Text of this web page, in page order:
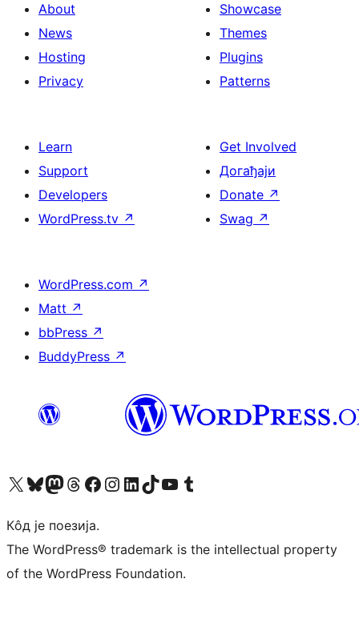
About
News
Hosting
Privacy
Showcase
Themes
Plugins
Patterns
Learn
Support
Developers
WordPress.tv ↗
Get Involved
Догађаји
Donate ↗
Swag ↗
WordPress.com ↗
Matt ↗
bbPress ↗
BuddyPress ↗
Visit our X (formerly Twitter) account
Посетите наш Bluesky налог
Visit our Mastodon account
Посетите наш налог на Threads-у Visit our Facebook page
Посетите наш Инстаграм налог
Visit our LinkedIn account
Посетите наш TikTok налог
Visit our YouTube channel
Посетите наш Tumblr налог
Кôд је поезија.
The WordPress® trademark is the intellectual property
of the WordPress Foundation.